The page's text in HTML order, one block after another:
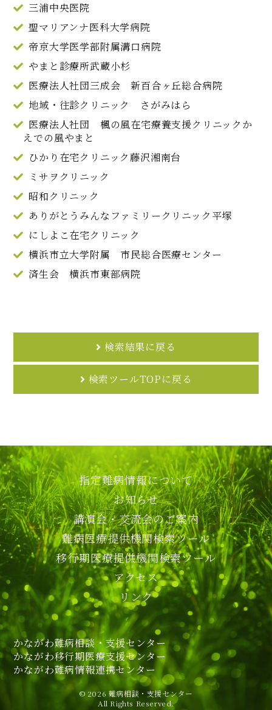
三浦中央医院
聖マリアンナ医科大学病院
帝京大学医学部附属溝口病院
やまと診療所武蔵小杉
医療法人社団三成会 新百合ヶ丘総合病院
地域・往診クリニック さがみはら
医療法人社団 楓の風在宅療養支援クリニックか
えでの風やまと
ひかり在宅クリニック藤沢湘南台
ミサヲクリニック
昭和クリニック
ありがとうみんなファミリークリニック平塚
にしよこ在宅クリニック
横浜市立大学附属 市民総合医療センター
済生会 横浜市東部病院
検索結果に戻る
検索ツールTOPに戻る
指定難病情報について
お知らせ
講演会・交流会のご案内
難病医療提供機関検索ツール
移行期医療提供機関検索ツール
アクセス
リンク
かながわ難病相談・支援センター
かながわ移行期医療支援センター
かながわ難病情報連携センター
© 2026 難病相談・支援センター
All Rights Reserved.